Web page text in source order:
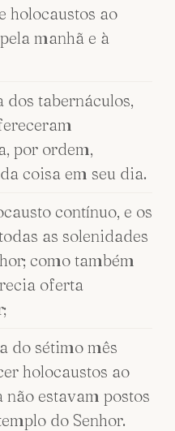
holocaustos ao
manhã e à
dos tabernáculos,
por ordem,
coisa em seu dia.
contínuo, e os
as solenidades
como também
oferta
do sétimo mês
holocaustos ao
não estavam postos
do Senhor.